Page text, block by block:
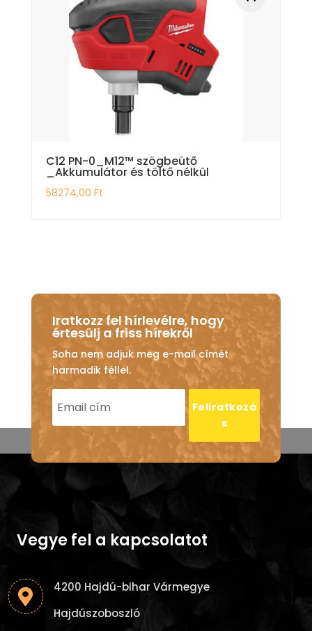
C12 PN-0_M12™ szögbeütő
_Akkumulátor és töltő nélkül
58274,00 Ft
Iratkozz fel hírlevélre, hogy
értesülj a friss hírekről
Soha nem adjuk meg e-mail címét
harmadik féllel.
Feliratkozá
s
Vegye fel a kapcsolatot

4200 Hajdú-bihar Vármegye
Hajdúszoboszló